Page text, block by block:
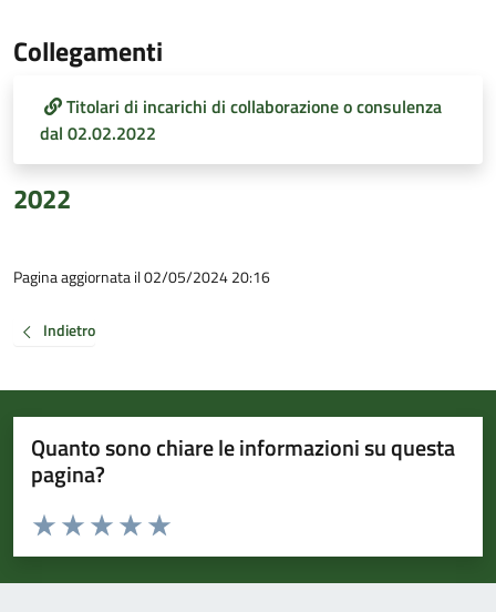
Collegamenti
Titolari di incarichi di collaborazione o consulenza
dal 02.02.2022
2022
Pagina aggiornata il 02/05/2024 20:16
Indietro
Quanto sono chiare le informazioni su questa
pagina?
Valuta da 1 a 5 stelle la pagina
Valuta 5 stelle su 5
Valuta 4 stelle su 5
Valuta 3 stelle su 5
Valuta 2 stelle su 5
Valuta 1 stelle su 5